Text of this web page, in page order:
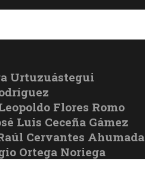
Urtuzuástegui
Flores Romo
Luis Ceceña Gámez
Cervantes Ahumada
Ortega Noriega